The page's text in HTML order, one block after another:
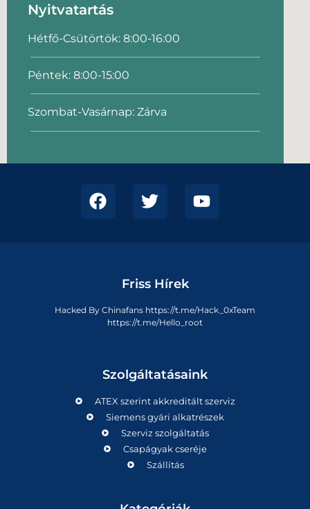
Nyitvatartás
Hétfő-Csütörtök: 8:00-16:00
Péntek: 8:00-15:00
Szombat-Vasárnap: Zárva
Friss Hírek
Hacked By Chinafans https://t.me/Hack_0xTeam
https://t.me/Hello_root
Szolgáltatásaink
ATEX szerint akkreditált szerviz
Siemens gyári alkatrészek
Szerviz szolgáltatás
Csapágyak cseréje
Szállítás